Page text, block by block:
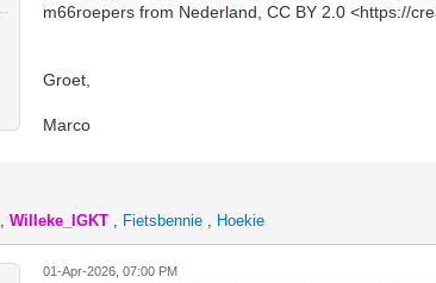
m66roepers from Nederland, CC BY 2.0 <https://
Groet,
Marco
,Willeke_IGKT , Fietsbennie , Hoekie
01-Apr-2026, 07:00 PM